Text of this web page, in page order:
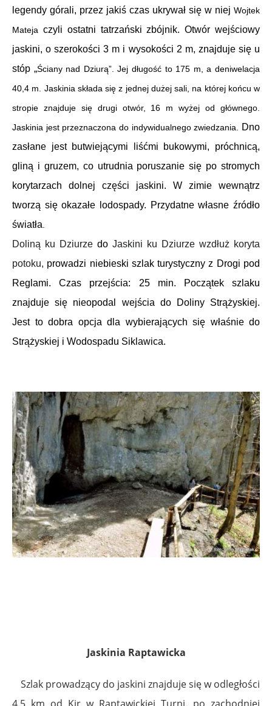
legendy górali, przez jakiś czas ukrywał się w niej Wojtek
Mateja czyli ostatni tatrzański zbójnik. Otwór wejściowy
jaskini, o szerokości 3 m i wysokości 2 m, znajduje się u
stóp „Ściany nad Dziurą”.Jej długość to 175 m, a deniwelacja
40,4 m.
Jaskinia składa się z jednej dużej sali, na której końcu w
stropie znajduje się drugi otwór, 16 m wyżej od głównego.
Jaskinia jest przeznaczona do indywidualnego zwiedzania.
Dno
zasłane jest butwiejącymi liśćmi bukowymi, próchnicą,
gliną i gruzem, co utrudnia poruszanie się po stromych
korytarzach dolnej części jaskini. W zimie wewnątrz
tworzą się okazałe lodospady. Przydatne własne źródło
światła
Doliną ku Dziurze do Jaskini ku Dziurze wzdłuż koryta
potoku, prowadzi niebieski szlak turystyczny z Drogi pod
Reglami. Czas przejścia: 25 min. Początek szlaku
znajduje się nieopodal wejścia do Doliny Strążyskiej.
Jest to dobra opcja dla wybierających się właśnie do
Strążyskiej i Wodospadu Siklawica.
Jaskinia Raptawicka
Szlak prowadzący do jaskini znajduje się w odległości